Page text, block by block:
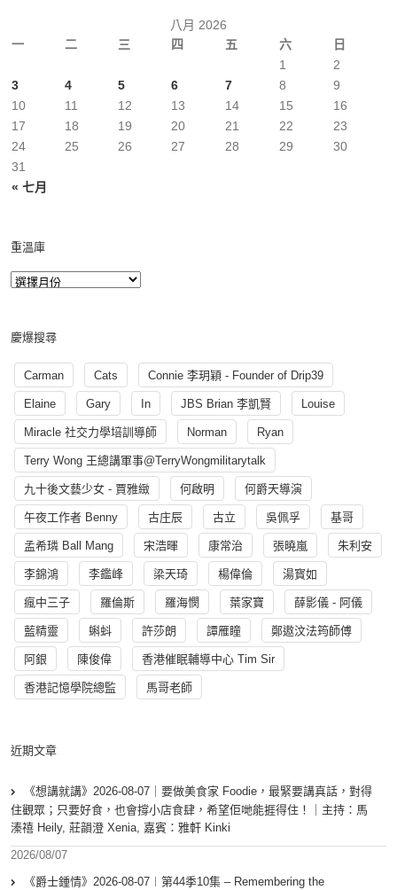
八月 2026
一
二 三 四 五 六 日
« 七月
1
2
3
4 5 6 7 8
9
10
11 12 13 14 15
16
17
18 19 20 21 22
23
24
25 26 27 28 29
30
31
重溫庫
慶爆搜尋
Carman Cats Connie 李玥穎 - Founder of Drip39
Elaine Gary In JBS Brian 李凱賢 Louise
Miracle 社交力學培訓導師 Norman Ryan
Terry Wong 王總講軍事@TerryWongmilitarytalk
九十後文藝少女 - 賈雅緻 何啟明 何爵天導演
午夜工作者 Benny 古庄辰 古立 吳佩孚 基哥
孟希璘 Ball Mang 宋浩暉 康常治 張曉嵐 朱利安
李錦鴻 李鑑峰 梁天琦 楊偉倫 湯寳如
瘋中三子 羅倫斯 羅海憫 葉家寶 薛影儀 - 阿儀
藍精靈 蝌蚪 許莎朗 譚雁瞳 鄭遨汶法筠師傅
阿銀 陳俊偉 香港催眠輔導中心 Tim Sir
香港記憶學院總監 馬哥老師
近期文章
《想講就講》2026-08-07｜要做美食家 Foodie，最緊要講真話，對得
住觀眾；只要好食，也會撐小店食肆，希望佢哋能捱得住！｜主持：馬
溱禧 Heily, 莊韻澄 Xenia, 嘉賓：雅軒 Kinki
2026/08/07
《爵士鍾情》2026-08-07︱第44季10集 – Remembering the